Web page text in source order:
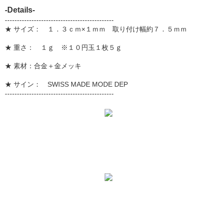
-Details-
---------------------------------------------
★ サイズ： １．３ｃｍ×１ｍｍ 取り付け幅約７．５ｍｍ
★ 重さ： １ｇ ※１０円玉１枚５ｇ
★ 素材：合金＋金メッキ
★ サイン： SWISS MADE MODE DEP
---------------------------------------------